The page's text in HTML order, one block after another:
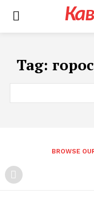
Tag:
BROWSE